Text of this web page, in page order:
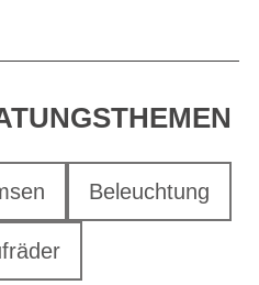
Beleuchtung